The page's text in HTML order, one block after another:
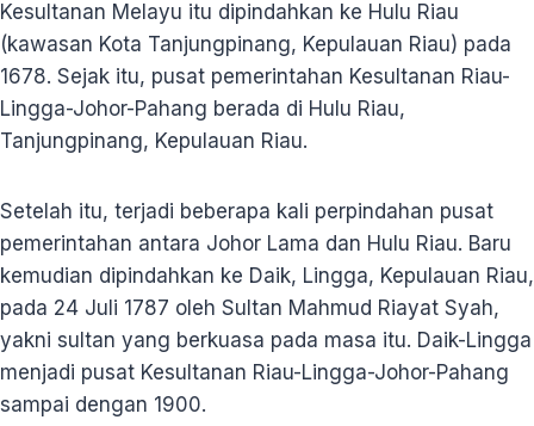
Kesultanan Melayu itu dipindahkan ke Hulu Riau
(kawasan Kota Tanjungpinang, Kepulauan Riau) pada
1678. Sejak itu, pusat pemerintahan Kesultanan Riau-
Lingga-Johor-Pahang berada di Hulu Riau,
Tanjungpinang, Kepulauan Riau.
Setelah itu, terjadi beberapa kali perpindahan pusat
pemerintahan antara Johor Lama dan Hulu Riau. Baru
kemudian dipindahkan ke Daik, Lingga, Kepulauan Riau,
pada 24 Juli 1787 oleh Sultan Mahmud Riayat Syah,
yakni sultan yang berkuasa pada masa itu. Daik-Lingga
menjadi pusat Kesultanan Riau-Lingga-Johor-Pahang
sampai dengan 1900.